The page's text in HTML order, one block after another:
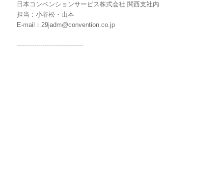
日本コンベンションサービス株式会社 関西支社内
担当：小谷松・山本
E-mail：29jadm@convention.co.jp
----------------------------------